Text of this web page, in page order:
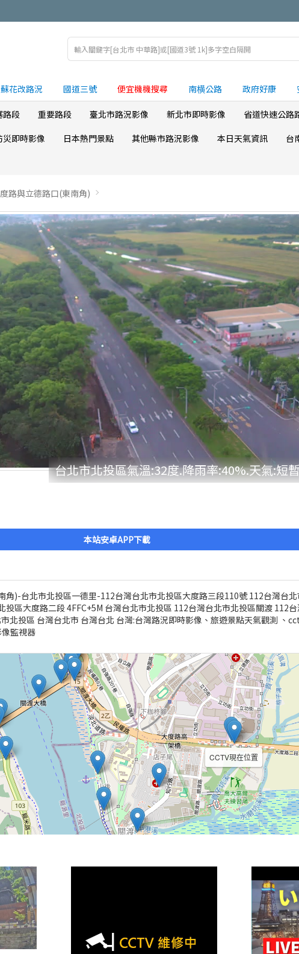
蘇花改路況 國道三號 便宜機機搜尋 南横公路 政府好康
路段 重要路段 臺北市路況影像 新北市即時影像 省道快速公路
災即時影像 日本熱門景點 其他縣市路況影像 本日天氣資訊 台
路與立德路口(東南角)
台北市北投區氣溫:32度.降雨率:40%.天氣:短
本站安卓APP下載
角)-台北市北投區一德里-112台灣台北市北投區大度路三段110號 112台灣台
投區大度路二段 4FFC+5M 台灣台北市北投區 112台灣台北市北投區關渡 112
北投區 台灣台北市 台灣台北 台灣:台灣路況即時影像、旅遊景點天氣觀測 、
監視器
CCTV現在位置